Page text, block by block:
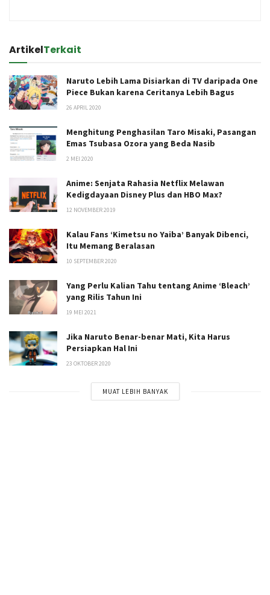
ArtikelTerkait
Naruto Lebih Lama Disiarkan di TV daripada One
Piece Bukan karena Ceritanya Lebih Bagus
26 APRIL 2020
Menghitung Penghasilan Taro Misaki, Pasangan
Emas Tsubasa Ozora yang Beda Nasib
2 MEI 2020
Anime: Senjata Rahasia Netflix Melawan
Kedigdayaan Disney Plus dan HBO Max?
12 NOVEMBER 2019
Kalau Fans ‘Kimetsu no Yaiba’ Banyak Dibenci,
Itu Memang Beralasan
10 SEPTEMBER 2020
Yang Perlu Kalian Tahu tentang Anime ‘Bleach’
yang Rilis Tahun Ini
19 MEI 2021
Jika Naruto Benar-benar Mati, Kita Harus
Persiapkan Hal Ini
23 OKTOBER 2020
MUAT LEBIH BANYAK